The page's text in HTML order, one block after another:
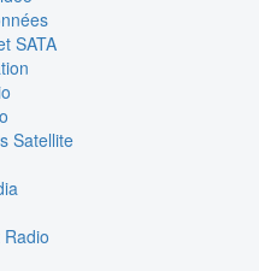
SATA
Satellite